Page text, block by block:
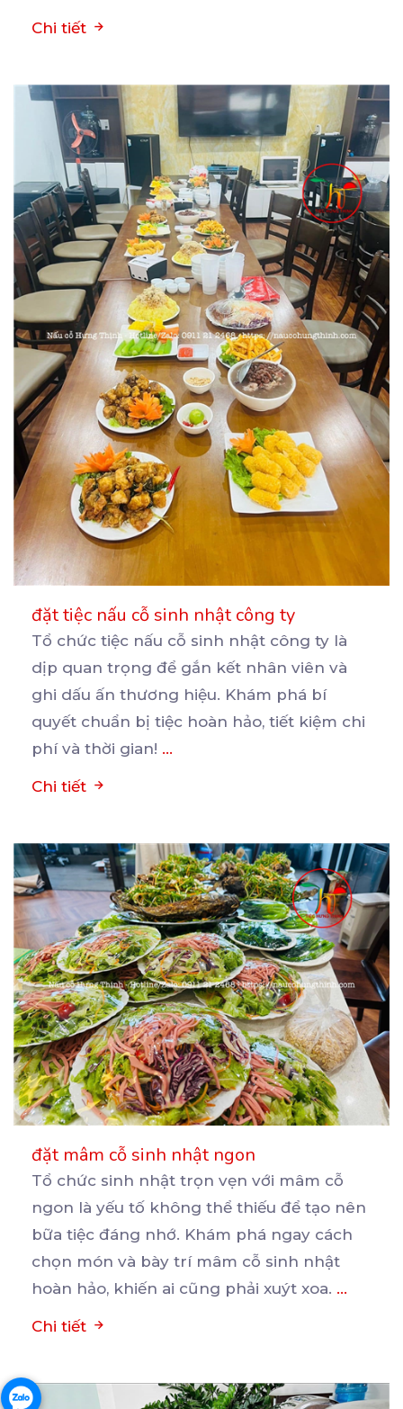
Chi tiết
đặt tiệc nấu cỗ sinh nhật công ty
Tổ chức tiệc nấu cỗ sinh nhật công ty là
dịp quan trọng để gắn kết nhân viên và
ghi dấu ấn thương hiệu. Khám phá bí
quyết chuẩn bị tiệc hoàn hảo, tiết kiệm chi
phí và thời gian! ...
Chi tiết
đặt mâm cỗ sinh nhật ngon
Tổ chức sinh nhật trọn vẹn với mâm cỗ
ngon là yếu tố không thể thiếu để tạo nên
bữa tiệc đáng nhớ. Khám phá ngay cách
chọn món và bày trí mâm cỗ sinh nhật
hoàn hảo, khiến ai cũng phải xuýt xoa. ...
Chi tiết